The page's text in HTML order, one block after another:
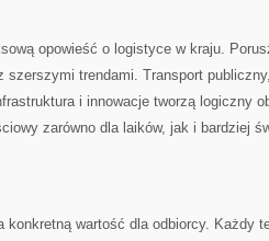
opowieść o logistyce w kraju.
szerszymi trendami. Transport
i innowacje tworzą logiczny
zarówno dla laików, jak i bardziej
konkretną wartość dla odbiorcy. Każdy